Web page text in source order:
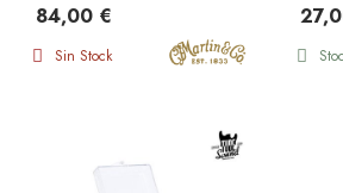
84,00 €
Sin Stock